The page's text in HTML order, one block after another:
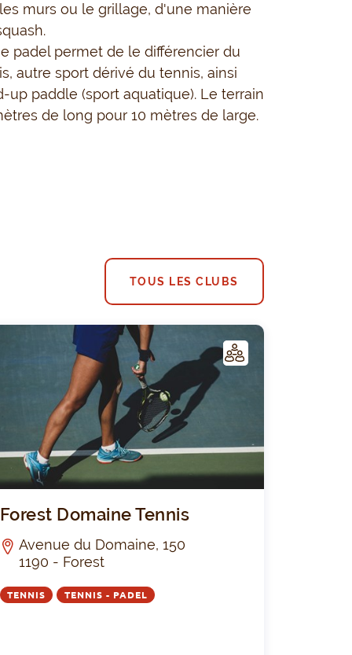
murs ou le grillage, d'une manière
padel permet de le différencier du
autre sport dérivé du tennis, ainsi
up paddle (sport aquatique). Le terrain
de long pour 10 mètres de large.
TOUS LES CLUBS
Forest Domaine Tennis
Avenue du Domaine, 150
1190 - Forest
TENNIS TENNIS - PADEL